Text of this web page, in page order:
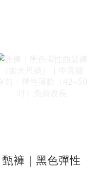
甄褲｜黑色彈性